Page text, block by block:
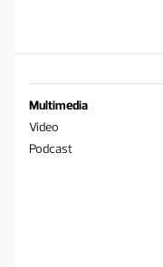
Multimedia
Video
Podcast